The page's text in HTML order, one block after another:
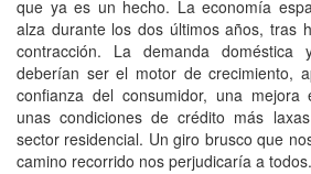
que ya es un hecho. La economía
alza durante los dos últimos años, tras
contracción. La demanda doméstica
deberían ser el motor de crecimiento,
confianza del consumidor, una
unas condiciones de crédito más
sector residencial. Un giro brusco que
camino recorrido nos perjudicaría a todos.